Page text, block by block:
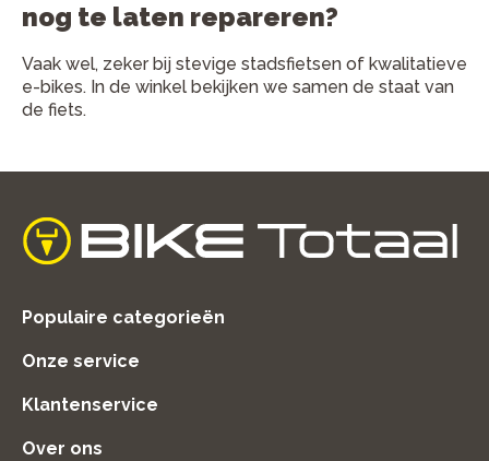
nog te laten repareren?
Vaak wel, zeker bij stevige stadsfietsen of kwalitatieve
e-bikes. In de winkel bekijken we samen de staat van
de fiets.
home
Populaire categorieën
Onze service
Klantenservice
Over ons